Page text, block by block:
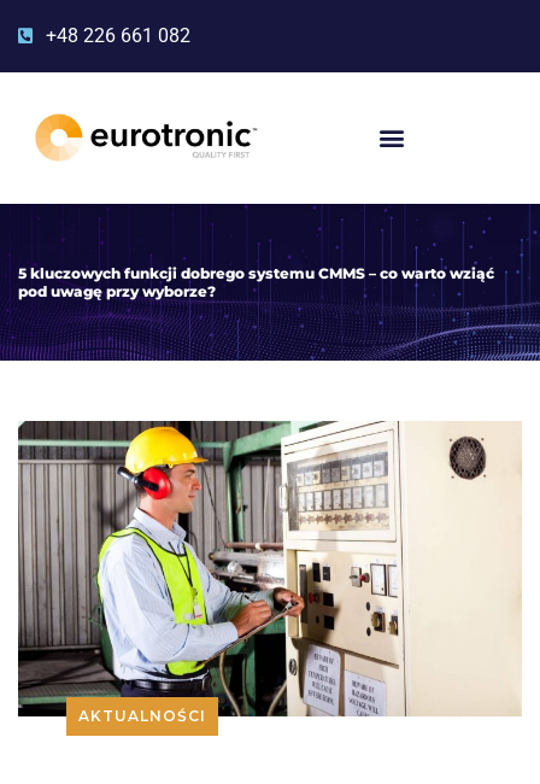
+48 226 661 082
5 kluczowych funkcji dobrego systemu CMMS – co warto wziąć
pod uwagę przy wyborze?
AKTUALNOŚCI